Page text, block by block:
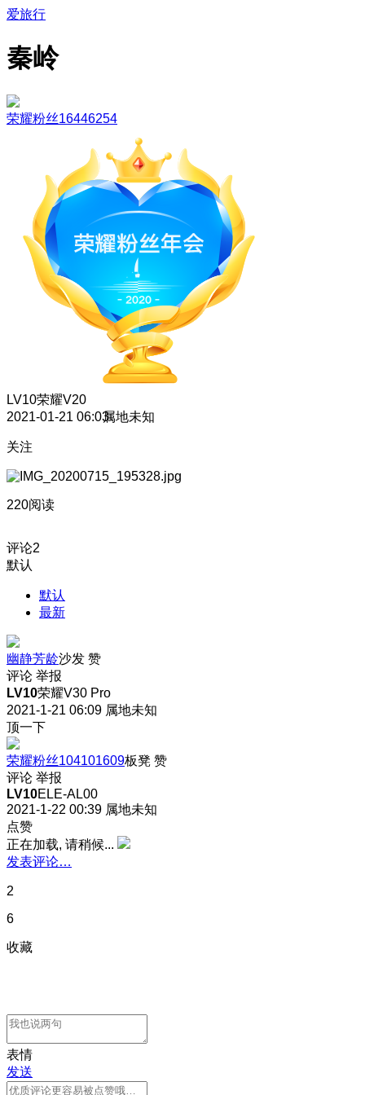
爱旅行
秦岭
荣耀粉丝16446254
LV10荣耀V20
2021-01-21 06:03属地未知
关注
220阅读
评论2
默认
默认
最新
幽静芳龄沙发 赞
评论 举报
LV10荣耀V30 Pro
2021-1-21 06:09 属地未知
顶一下
荣耀粉丝104101609板凳 赞
评论 举报
LV10ELE-AL00
2021-1-22 00:39 属地未知
点赞
正在加载, 请稍候...
发表评论…
2
6
收藏
表情
发送